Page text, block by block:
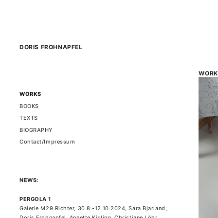
DORIS FROHNAPFEL
WORKS
BOOKS
TEXTS
BIOGRAPHY
Contact/Impressum
NEWS:
PERGOLA 1
Galerie M29 Richter, 30.8.-12.10.2024, Sara Bjarland,